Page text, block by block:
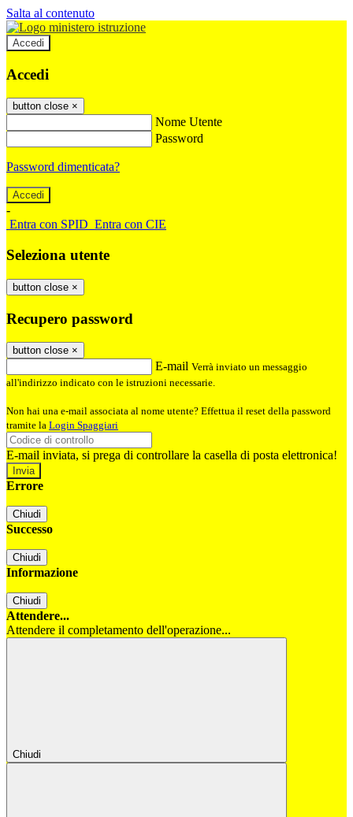
Salta al contenuto
Accedi
Accedi
button close ×
Nome Utente
Password
Password dimenticata?
-
Entra con SPID Entra con CIE
Seleziona utente
button close ×
Recupero password
button close ×
E-mail Verrà inviato un messaggio
all'indirizzo indicato con le istruzioni necessarie.
Non hai una e-mail associata al nome utente? Effettua il reset della password
tramite la Login Spaggiari
E-mail inviata, si prega di controllare la casella di posta elettronica!
Errore
Chiudi
Successo
Chiudi
Informazione
Chiudi
Attendere...
Attendere il completamento dell'operazione...
Chiudi